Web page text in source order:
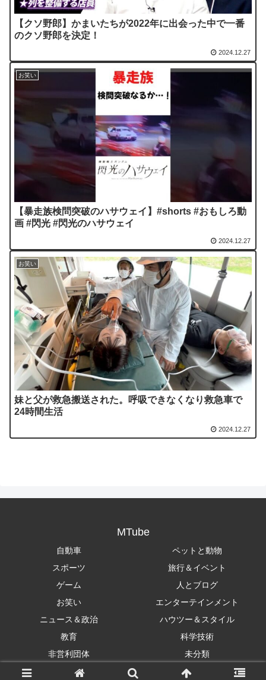
【クソ野郎】かまいたちが2022年に出会った中で一番
のクソ野郎を決定！
2024.12.27
お笑い
【暴走族検問突破のハサウェイ】#shorts #おもしろ動
画 #閃光 #閃光のハサウェイ
2024.12.27
お笑い
妹と父が救急搬送された。呼吸できなくなり救急車で
24時間生活
2024.12.27
MTube
自動車
ペットと動物
スポーツ
旅行＆イベント
ゲーム
人とブログ
お笑い
エンターテインメント
ニュース＆政治
ハウツー＆スタイル
教育
科学技術
非営利団体
未分類
Copyright © 2018-2026 MTube All Rights Reserved.